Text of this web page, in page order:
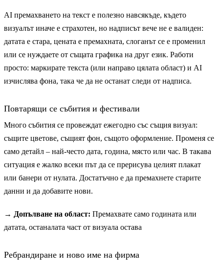
AI премахването на текст е полезно навсякъде, където
визуалът иначе е страхотен, но надписът вече не е валиден:
датата е стара, цената е премахната, слоганът се е променил
или се нуждаете от същата графика на друг език. Работи
просто: маркирате текста (или направо цялата област) и AI
изчислява фона, така че да не останат следи от надписа.
Повтарящи се събития и фестивали
Много събития се провеждат ежегодно със същия визуал:
същите цветове, същият фон, същото оформление. Променя се
само детайл – най-често дата, година, място или час. В такава
ситуация е жалко всеки път да се прерисува целият плакат
или банери от нулата. Достатъчно е да премахнете старите
данни и да добавите нови.
→ Допълване на област: Премахвате само годината или
датата, останалата част от визуала остава
Ребрандиране и ново име на фирма